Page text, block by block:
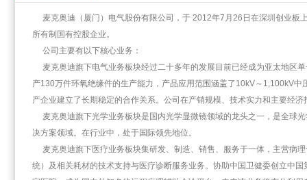
麦克奥迪（厦门）电气股份有限公司，于 2012年7月26日在深圳创业
所有制国有控股企业。
公司主要有以下核心业务：
麦克奥迪旗下电气业务板块经过二十多年的发展目前已经成为亚太地区
产130万件环氧绝缘件的生产能力，产品应用范围涵盖了10kV～1,100kV
产企业建立了长期稳定的合作关系。公司在产销规模、技术实力和主要经
麦克奥迪旗下光学业务板块是国内光学显微镜领域的龙头之一，是全球
决方案领域。在行业中，处于国际领先地位。
麦克奥迪旗下医疗业务板块集研发、制造、销售、服务于一体，主营病
统）及相关耗材的技术支持与医疗诊断服务业务。协助中国卫健委创立中